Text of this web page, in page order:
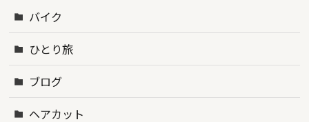
バイク
ひとり旅
ブログ
ヘアカット